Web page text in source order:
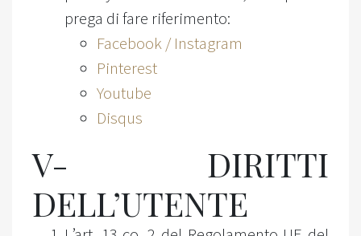
prega di fare riferimento:
Facebook / Instagram
Pinterest
Youtube
Disqus
V- DIRITTI
DELL’UTENTE